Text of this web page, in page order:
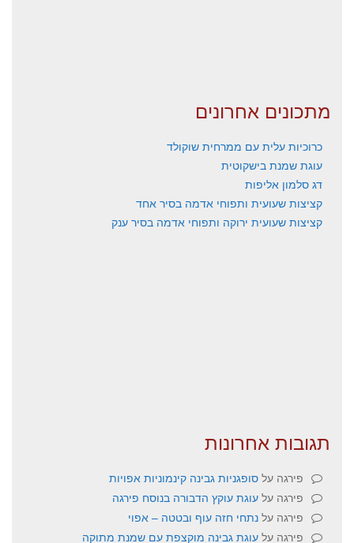
מתכונים אחרונים
כרוכיות עלית עם ממרחית שוקולד
עוגת שמנת בישקוטית
דג סלמון אליפות
קציצות שעועית ותפוחי אדמה בסיר אחד
קציצות שעועית ירוקה ותפוחי אדמה בסיר ענק
תגובות אחרונות
פירגה על סופגניות גבינה קינמוניות אפויות
פירגה על עוגת עוקץ הדבורה בנוסח פירגה
פירגה על נתחי חזה עוף ובטטה – אפוי
פירגה על עוגת גבינה מוקצפת עם שמנת מתוקה